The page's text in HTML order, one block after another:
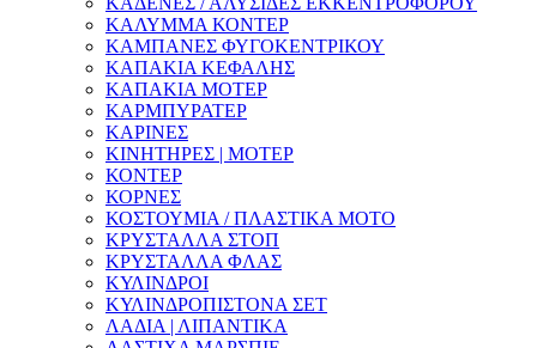
ΚΑΛΥΜΜΑ ΚΟΝΤΕΡ
ΚΑΜΠΑΝΕΣ ΦΥΓΟΚΕΝΤΡΙΚΟΥ
ΚΑΠΑΚΙΑ ΚΕΦΑΛΗΣ
ΚΑΠΑΚΙΑ ΜΟΤΕΡ
ΚΑΡΜΠΥΡΑΤΕΡ
ΚΑΡΙΝΕΣ
ΚΙΝΗΤΗΡΕΣ | ΜΟΤΕΡ
ΚΟΝΤΕΡ
ΚΟΡΝΕΣ
ΚΟΣΤΟΥΜΙΑ / ΠΛΑΣΤΙΚΑ ΜΟΤΟ
ΚΡΥΣΤΑΛΛΑ ΣΤΟΠ
ΚΡΥΣΤΑΛΛΑ ΦΛΑΣ
ΚΥΛΙΝΔΡΟΙ
ΚΥΛΙΝΔΡΟΠΙΣΤΟΝΑ ΣΕΤ
ΛΑΔΙΑ | ΛΙΠΑΝΤΙΚΑ